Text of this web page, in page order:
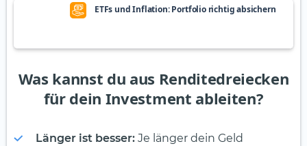
ETFs und Inflation: Portfolio richtig absichern
Was kannst du aus Renditedreiecken
für dein Investment ableiten?
Länger ist besser: Je länger dein Geld